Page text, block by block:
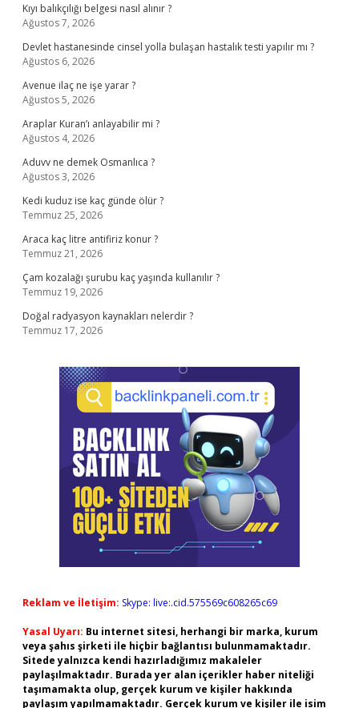
Kıyı balıkçılığı belgesi nasıl alınır ?
Ağustos 7, 2026
Devlet hastanesinde cinsel yolla bulaşan hastalık testi yapılır mı ?
Ağustos 6, 2026
Avenue ilaç ne işe yarar ?
Ağustos 5, 2026
Araplar Kuran’ı anlayabilir mi ?
Ağustos 4, 2026
Aduvv ne demek Osmanlıca ?
Ağustos 3, 2026
Kedi kuduz ise kaç günde ölür ?
Temmuz 25, 2026
Araca kaç litre antifiriz konur ?
Temmuz 21, 2026
Çam kozalağı şurubu kaç yaşında kullanılır ?
Temmuz 19, 2026
Doğal radyasyon kaynakları nelerdir ?
Temmuz 17, 2026
Reklam ve İletişim: Skype: live:.cid.575569c608265c69
Yasal Uyarı: Bu internet sitesi, herhangi bir marka, kurum
veya şahıs şirketi ile hiçbir bağlantısı bulunmamaktadır.
Sitede yalnızca kendi hazırladığımız makaleler
paylaşılmaktadır. Burada yer alan içerikler haber niteliği
taşımamakta olup, gerçek kurum ve kişiler hakkında
paylaşım yapılmamaktadır. Gerçek kurum ve kişiler ile isim